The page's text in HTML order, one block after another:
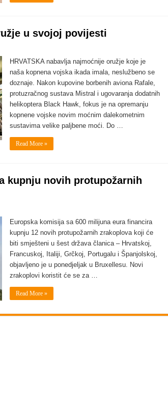
u svojoj povijesti
HRVATSKA nabavlja najmoćnije oružje koje je
naša kopnena vojska ikada imala, neslužbeno se
doznaje. Nakon kupovine borbenih aviona Rafale,
protuzračnog sustava Mistral i ugovaranja dodatnih
helikoptera Black Hawk, fokus je na opremanju
kopnene vojske novim moćnim dalekometnim
sustavima velike paljbene moći. Do …
Read More »
kupnju novih protupožarnih
Europska komisija sa 600 milijuna eura financira
kupnju 12 novih protupožarnih zrakoplova koji će
biti smješteni u šest država članica – Hrvatskoj,
Francuskoj, Italiji, Grčkoj, Portugalu i Španjolskoj,
objavljeno je u ponedjeljak u Bruxellesu. Novi
zrakoplovi koristit će se za …
Read More »